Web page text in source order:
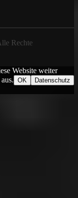
Rechte
Website weiter
OK Datenschutz